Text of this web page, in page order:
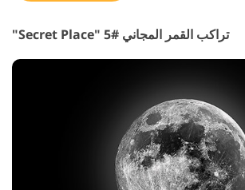
تراكب القمر المجاني #5 "Secret Place"